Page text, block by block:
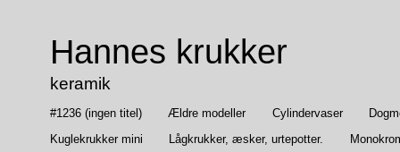
Hannes krukker
keramik
#1236 (ingen titel) Ældre modeller Cylindervaser
Kuglekrukker mini
Lågkrukker, æsker, urtepotter.